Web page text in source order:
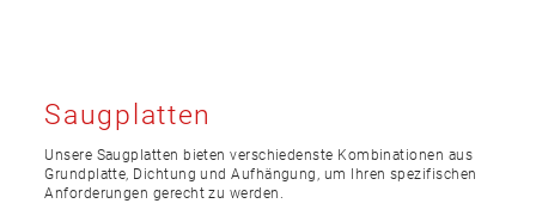
Saugplatten
Unsere Saugplatten bieten verschiedenste Kombinationen aus
Grundplatte, Dichtung und Aufhängung, um Ihren spezifischen
Anforderungen gerecht zu werden.